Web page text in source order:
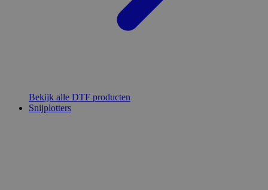
Bekijk alle DTF producten
Snijplotters